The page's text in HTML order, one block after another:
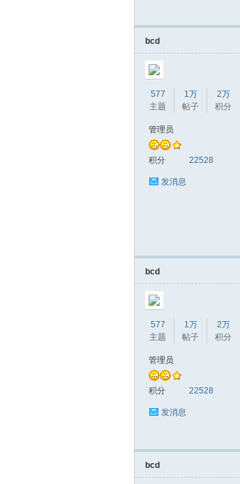
bcd
577
主题
1万
帖子
2万
积分
管理员
积分 22528
发消息
bcd
577
主题
1万
帖子
2万
积分
管理员
积分 22528
发消息
bcd